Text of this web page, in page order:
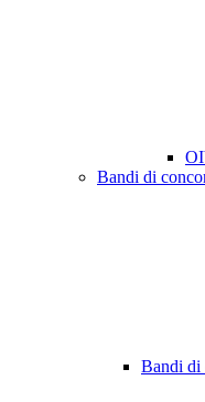
Bandi di
Bandi di